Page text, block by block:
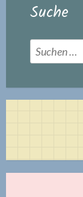
Suche
Suchen
nach: